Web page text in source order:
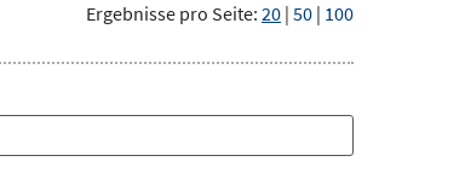
Ergebnisse pro Seite: 20 | 50 | 100